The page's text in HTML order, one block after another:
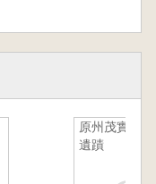
原州茂實洞
遺蹟